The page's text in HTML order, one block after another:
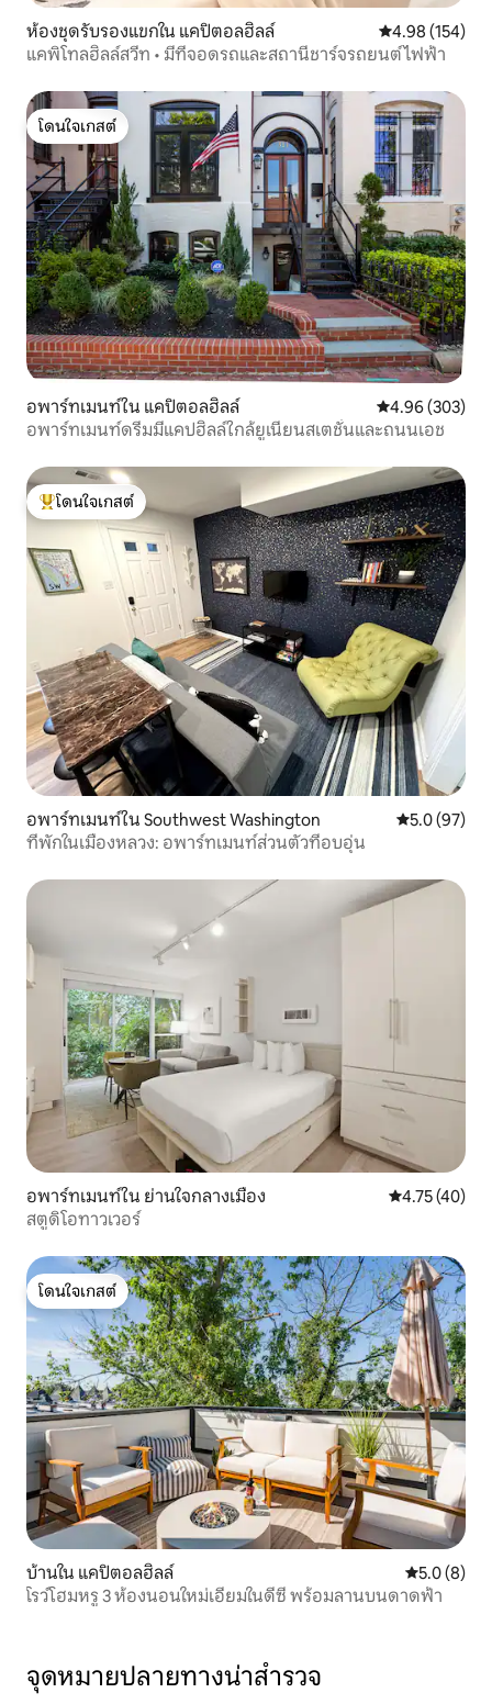
ห้องชุดรับรองแขกใน แคปิตอลฮิลล์ คะแนนเฉลี่ย
4.98 (154)
แคพิโทลฮิลล์สวีท • มีที่จอดรถและสถานีชาร์จรถยนต์ไฟฟ้า
โดนใจเกสต์
โดนใจเกสต์
อพาร์ทเมนท์ใน แคปิตอลฮิลล์ คะแนนเฉลี่ย
4.96 (303)
อพาร์ทเมนท์ดรีมมี่แคปฮิลล์ใกล้ยูเนียนสเตชั่นและถนนเอช
โดนใจเกสต์ที่สุด
โดนใจเกสต์
อพาร์ทเมนท์ใน Southwest Washington คะแนนเฉลี่ย
5.0 (97)
ที่พักในเมืองหลวง: อพาร์ทเมนท์ส่วนตัวที่อบอุ่น
อพาร์ทเมนท์ใน ย่านใจกลางเมือง คะแนนเฉลี่ย
4.75 (40)
สตูดิโอทาวเวอร์
โดนใจเกสต์
โดนใจเกสต์
บ้านใน แคปิตอลฮิลล์ คะแนนเฉลี่
5.0 (8)
โรว์โฮมหรู 3 ห้องนอนใหม่เอี่ยมในดีซี พร้อมลานบนดาดฟ้า
จุดหมายปลายทางน่าสำรวจ